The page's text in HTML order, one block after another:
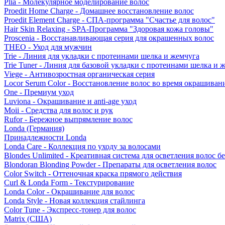
Plia - Молекулярное моделирование волос
Proedit Home Charge - Домашнее восстановление волос
Proedit Element Charge - СПА-программа "Счастье для волос"
Hair Skin Relaxing - SPA-Программа "Здоровая кожа головы"
Proscenia - Восстанавливающая серия для окрашенных волос
THEO - Уход для мужчин
Trie - Линия для укладки с протеинами шелка и жемчуга
Trie Tuner - Линия для базовой укладки с протеинами шелка и
Viege - Антивозростная органическая серия
Locor Serum Color - Восстановление волос во время
One - Премиум уход
Luviona - Окрашивание и anti-age уход
Moii - Средства для волос и рук
Rufor - Бережное выпрямление волос
Londa (Германия)
Принадлежности Londa
Londa Care - Коллекция по уходу за волосами
Blondes Unlimited - Креативная система для осветления волос
Blondoran Blonding Powder - Препараты для осветления волос
Color Switch - Оттеночная краска прямого действия
Curl & Londa Form - Текстурирование
Londa Color - Окрашивание для волос
Londa Style - Новая коллекция стайлинга
Color Tune - Экспресс-тонер для волос
Matrix (США)